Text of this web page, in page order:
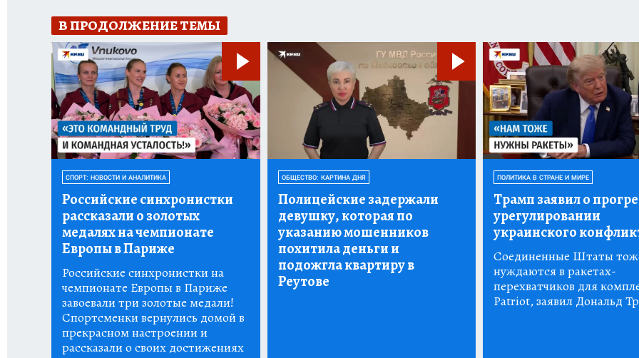
В ПРОДОЛЖЕНИЕ ТЕМЫ
СПОРТ: НОВОСТИ И АНАЛИТИКА
Российские синхронистки
рассказали о золотых
медалях на чемпионате
Европы в Париже
Российские синхронистки на
чемпионате Европы в Париже
завоевали три золотые медали!
Спортсменки вернулись домой в
прекрасном настроении и
рассказали о своих достижениях
ОБЩЕСТВО: КАРТИНА ДНЯ
Полицейские задержали
девушку, которая по
указанию мошенников
похитила деньги и
подожгла квартиру в
Реутове
ПОЛИТИКА В СТРАНЕ И МИРЕ
Трамп заявил о
урегулировании
украинского
Соединенные Штаты
нуждаются в ракетах-
перехватчиков для
Patriot, заявил Дональд